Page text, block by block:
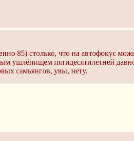
85) столько, что на автофокус
ушлёпищем пятидесятилетней
самьянгов, увы, нету.